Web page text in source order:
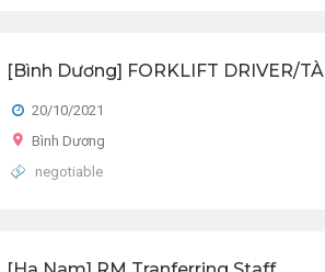
[Bình Dương] FORKLIFT DRIVER/
20/10/2021
Bình Dương
negotiable